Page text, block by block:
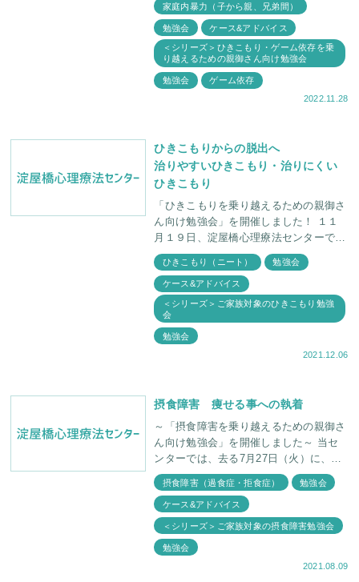
に家庭内暴力（子から親、兄弟間）
勉強会 ケース&アドバイス
＜シリーズ＞ひきこもり・ゲーム依存を乗
り越えるための親御さん向け勉強会
勉強会
ゲーム依存
2022.11.28
ひきこもりからの脱出へ
治りやすいひきこもり・治りにくい
ひきこもり
「ひきこもりを乗り越えるための親御さ
ん向け勉強会」を開催しました！ １１
月１９日、淀屋橋心理療法センターでは
第２回目となる「ひきこもりを乗り越え
るための親御さん向け勉強会」を開催い
たしま
ひきこもり（ニート） 勉強会
ケース&アドバイス
＜シリーズ＞ご家族対象のひきこもり勉強
会
勉強会
2021.12.06
摂食障害 痩せる事への執着
～「摂食障害を乗り越えるための親御さ
ん向け勉強会」を開催しました～ 当セ
ンターでは、去る7月27日（火）に、
「摂食障害を乗り越えるための親御さん
向け勉強会」を開催しました。勉強会
は、まず当センタ
摂食障害（過食症・拒食症） 勉強会
ケース&アドバイス
＜シリーズ＞ご家族対象の摂食障害勉強会
勉強会
2021.08.09